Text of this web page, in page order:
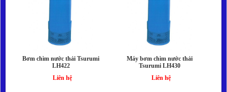
Bơm chìm nước thải Tsurumi
LH422
Liên hệ
Máy bơm chìm nước thải
Tsurumi LH430
Liên hệ